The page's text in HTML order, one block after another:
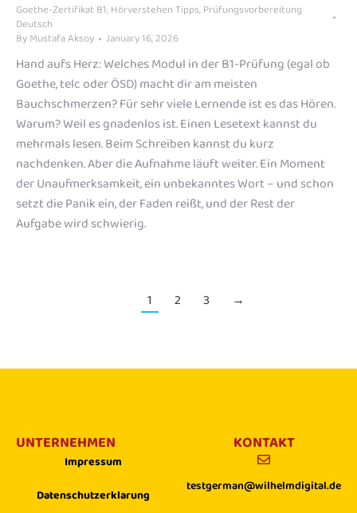
Goethe-Zertifikat B1,Hörverstehen Tipps,Prüfungsvorbereitung
Deutsch
ByMustafa Aksoy January 16, 2026
Hand aufs Herz: Welches Modul in der B1-Prüfung (egal ob
Goethe, telc oder ÖSD) macht dir am meisten
Bauchschmerzen? Für sehr viele Lernende ist es das Hören.
Warum? Weil es gnadenlos ist. Einen Lesetext kannst du
mehrmals lesen. Beim Schreiben kannst du kurz
nachdenken. Aber die Aufnahme läuft weiter. Ein Moment
der Unaufmerksamkeit, ein unbekanntes Wort – und schon
setzt die Panik ein, der Faden reißt, und der Rest der
Aufgabe wird schwierig.
1 2 3 →
UNTERNEHMEN
Impressum
Datenschutzerklarung
KONTAKT
testgerman@wilhelmdigital.de